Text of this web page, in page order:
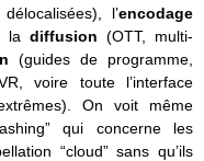
l’encodage
la diffusion (OTT, multi-
(guides de programme,
voire toute l’interface
On voit même
qui concerne les
“cloud” sans qu’ils